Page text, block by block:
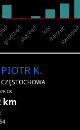
PIOTR K.
CZĘSTOCHOWA
08:
km